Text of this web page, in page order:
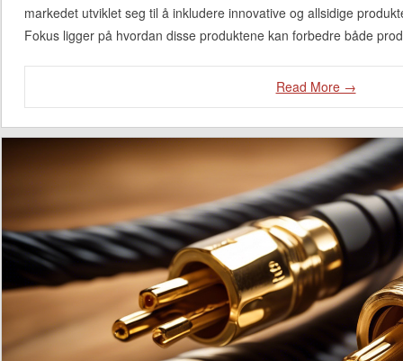
markedet utviklet seg til å inkludere innovative og allsidige
Fokus ligger på hvordan disse produktene kan forbedre både
Read More →